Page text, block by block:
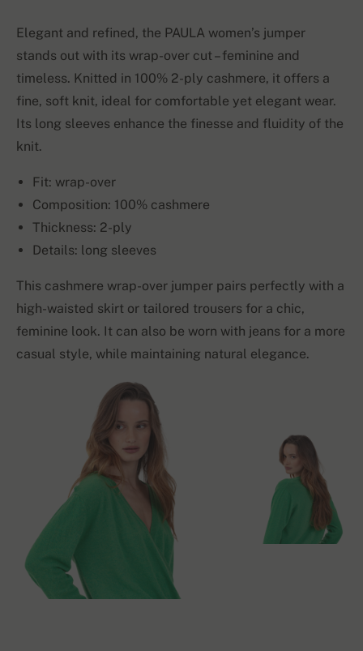
Elegant and refined, the PAULA women’s jumper
stands out with its wrap-over cut – feminine and
timeless. Knitted in 100% 2-ply cashmere, it offers a
fine, soft knit, ideal for comfortable yet elegant wear.
Its long sleeves enhance the finesse and fluidity of the
knit.
Fit: wrap-over
Composition: 100% cashmere
Thickness: 2-ply
Details: long sleeves
This cashmere wrap-over jumper pairs perfectly with a
high-waisted skirt or tailored trousers for a chic,
feminine look. It can also be worn with jeans for a more
casual style, while maintaining natural elegance.